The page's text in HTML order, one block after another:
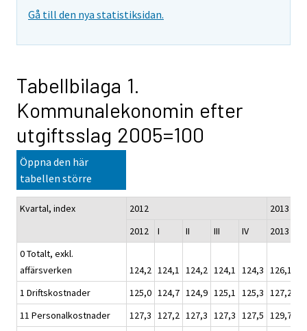
Gå till den nya statistiksidan.
Tabellbilaga 1.
Kommunalekonomin efter
utgiftsslag 2005=100
Öppna den här
tabellen större
Kvartal, index 2012 2013
2012 I II III IV 2013
0 Totalt, exkl.
affärsverken
124,2 124,1 124,2 124,1 124,3 126,1
1 Driftskostnader
125,0 124,7 124,9 125,1 125,3 127,2
11 Personalkostnader
127,3 127,2 127,3 127,3 127,5 129,7